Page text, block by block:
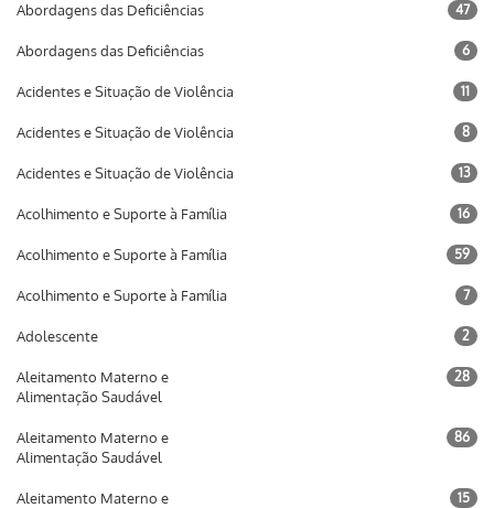
Abordagens das Deficiências 47
Abordagens das Deficiências 6
Acidentes e Situação de Violência 11
Acidentes e Situação de Violência 8
Acidentes e Situação de Violência 13
Acolhimento e Suporte à Família 16
Acolhimento e Suporte à Família 59
Acolhimento e Suporte à Família 7
Adolescente 2
Aleitamento Materno e
Alimentação Saudável
28
Aleitamento Materno e
Alimentação Saudável
86
Aleitamento Materno e
15